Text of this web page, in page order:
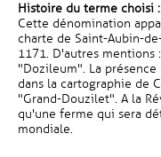
Histoire du terme choisi :
Cette dénomination
charte de Saint-Aubin-
1171. D'autres
"Dozileum". La
dans la cartographie de
"Grand-Douzilet". A la
qu'une ferme qui sera
mondiale.